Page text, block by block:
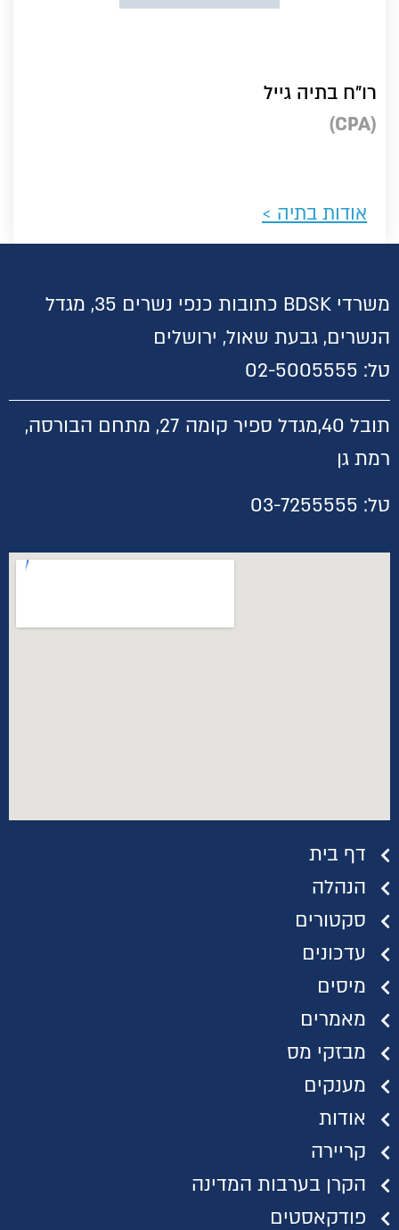
רו"ח בתיה גייל
(CPA)
אודות בתיה ​>
דף בית
הנהלה
סקטורים
עדכונים
מיסים
מאמרים
מבזקי מס
מענקים
אודות
קריירה
הקרן בערבות המדינה
פודקאסטים
משרדי BDSK כתובות כנפי נשרים 35, מגדל
הנשרים, גבעת שאול, ירושלים
טל: 02-5005555
תובל 40,
מגדל ספיר קומה 27, מתחם הבורסה,
רמת גן
טל: 03-7255555